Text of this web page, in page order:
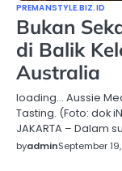
PREMANSTYLE.BIZ.ID
Bukan
di Balik
Australia
loading… Aussie
Tasting. (Foto: dok
JAKARTA – Dalam
byadminSeptember